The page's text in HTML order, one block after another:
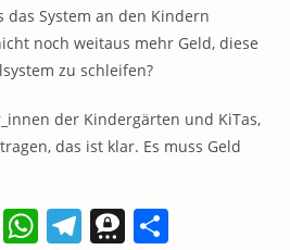
das System an den Kindern
noch weitaus mehr Geld, diese
zu schleifen?
der Kindergärten und KiTas,
das ist klar. Es muss Geld
Li W T T